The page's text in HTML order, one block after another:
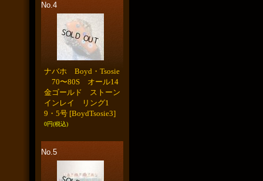
No.4
ナバホ Boyd・Tsosie
70〜80S オール14
金ゴールド ストーン
インレイ リング1
9・5号 [BoydTsosie3]
0円(税込)
No.5